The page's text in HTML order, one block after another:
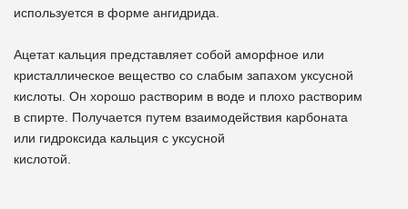
используется в форме ангидрида.
Ацетат кальция представляет собой аморфное или
кристаллическое вещество со слабым запахом уксусной
кислоты. Он хорошо растворим в воде и плохо растворим
в спирте. Получается путем взаимодействия карбоната
или гидроксида кальция с уксусной
кислотой.